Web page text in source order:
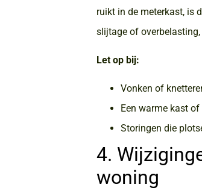
ruikt in de meterkast, is
slijtage of
Let op bij:
Vonken of
Een warme kast
Storingen die
4.
woning